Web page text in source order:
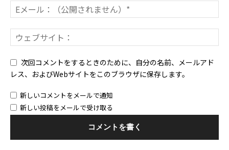
次回コメントをするときのために、自分の名前、メールアド
レス、およびWebサイトをこのブラウザに保存します。
新しいコメントをメールで通知
新しい投稿をメールで受け取る